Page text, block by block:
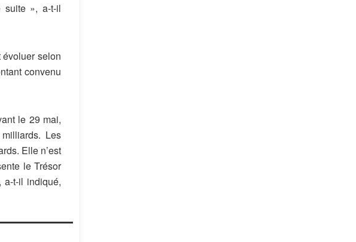
suite », a-t-il
selon
convenu
le 29 mai,
Les
Elle n’est
le Trésor
t-il indiqué,